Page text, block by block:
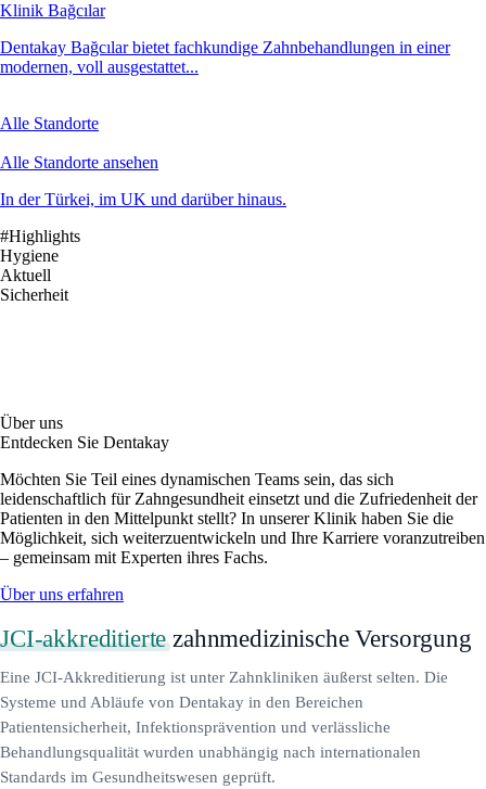
Klinik Bağcılar
Dentakay Bağcılar bietet fachkundige Zahnbehandlungen in einer
modernen, voll ausgestattet...
Alle Standorte
Alle Standorte ansehen
In der Türkei, im UK und darüber hinaus.
#Highlights
Hygiene
Aktuell
Sicherheit
Über uns
Entdecken Sie Dentakay
Möchten Sie Teil eines dynamischen Teams sein, das sich
leidenschaftlich für Zahngesundheit einsetzt und die Zufriedenheit der
Patienten in den Mittelpunkt stellt? In unserer Klinik haben Sie die
Möglichkeit, sich weiterzuentwickeln und Ihre Karriere voranzutreiben
– gemeinsam mit Experten ihres Fachs.
Über uns erfahren
JCI-akkreditiertezahnmedizinische Versorgung
Eine JCI-Akkreditierung ist unter Zahnkliniken äußerst selten. Die
Systeme und Abläufe von Dentakay in den Bereichen
Patientensicherheit, Infektionsprävention und verlässliche
Behandlungsqualität wurden unabhängig nach internationalen
Standards im Gesundheitswesen geprüft.